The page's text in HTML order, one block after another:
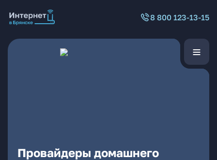
8 800 123-13-15
Провайдеры домашнего